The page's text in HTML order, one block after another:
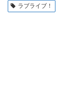
ラブライブ！